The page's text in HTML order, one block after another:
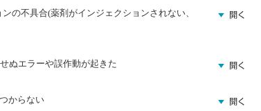
の不具合(薬剤がインジェクションされない、
ぬエラーや誤作動が起きた
からない